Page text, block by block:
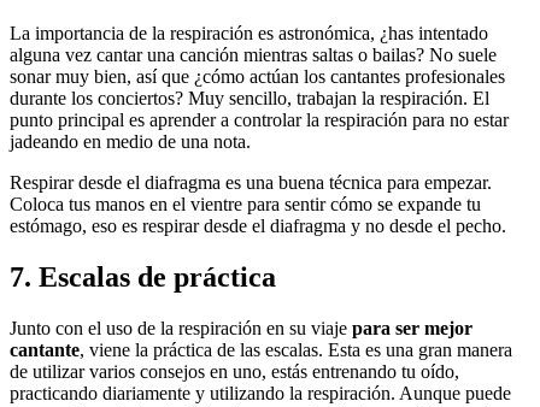
La importancia de la respiración es astronómica, ¿has intentado
alguna vez cantar una canción mientras saltas o bailas? No suele
sonar muy bien, así que ¿cómo actúan los cantantes profesionales
durante los conciertos? Muy sencillo, trabajan la respiración. El
punto principal es aprender a controlar la respiración para no estar
jadeando en medio de una nota.
Respirar desde el diafragma es una buena técnica para empezar.
Coloca tus manos en el vientre para sentir cómo se expande tu
estómago, eso es respirar desde el diafragma y no desde el pecho.
7. Escalas de práctica
Junto con el uso de la respiración en su viaje para ser mejor
cantante, viene la práctica de las escalas. Esta es una gran manera
de utilizar varios consejos en uno, estás entrenando tu oído,
practicando diariamente y utilizando la respiración. Aunque puede